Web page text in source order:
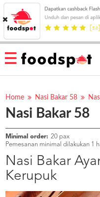
HOME
MENU
RESTAURANT
PESAN
OUR
COMPANY
KATA
MEREKA
KATALOG
LOYALTY
Home Nasi Bakar 58
Nasi Bakar 58
Minimal order: 20 pax
Pemesanan minimal dilakukan 1
Nasi Bakar
Kerupuk